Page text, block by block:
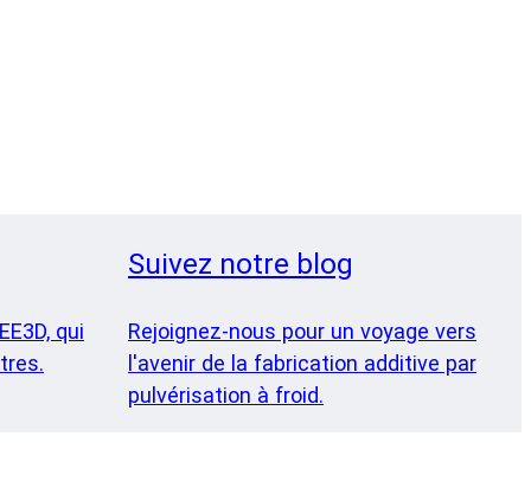
qui
Suivez notre blog
Rejoignez-nous pour un voyage vers
l'avenir de la fabrication additive par
pulvérisation à froid.